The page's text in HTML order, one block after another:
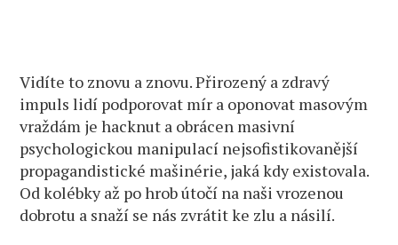
Vidíte to znovu a znovu. Přirozený a zdravý
impuls lidí podporovat mír a oponovat masovým
vraždám je hacknut a obrácen masivní
psychologickou manipulací nejsofistikovanější
propagandistické mašinérie, jaká kdy existovala.
Od kolébky až po hrob útočí na naši vrozenou
dobrotu a snaží se nás zvrátit ke zlu a násilí.